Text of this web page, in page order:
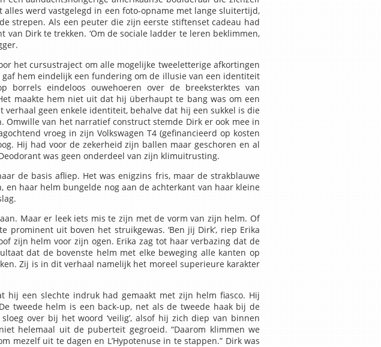
Klimvaardigheidsbewijs NKBV
aanvragen
werd vastgelegd in een foto-opname met lange sluitertijd,
strepen. Als een peuter die zijn eerste stiftenset cadeau had
Dirk te trekken. ‘Om de sociale ladder te leren beklimmen,
het cursustraject om alle mogelijke tweeletterige afkortingen
hem eindelijk een fundering om de illusie van een identiteit
eindeloos ouwehoeren over de breeksterktes van
maakte hem niet uit dat hij überhaupt te bang was om een
geen enkele identiteit, behalve dat hij een sukkel is die
van het narratief construct stemde Dirk er ook mee in
vroeg in zijn Volkswagen T4 (gefinancieerd op kosten
Hij had voor de zekerheid zijn ballen maar geschoren en al
was geen onderdeel van zijn klimuitrusting.
de basis afliep. Het was enigzins fris, maar de strakblauwe
haar helm bungelde nog aan de achterkant van haar kleine
Maar er leek iets mis te zijn met de vorm van zijn helm. Of
uit boven het struikgewas. ‘Ben jij Dirk’, riep Erika
zijn helm voor zijn ogen. Erika zag tot haar verbazing dat de
dat de bovenste helm met elke beweging alle kanten op
Zij is in dit verhaal namelijk het moreel superieure karakter
hij een slechte indruk had gemaakt met zijn helm fiasco. Hij
tweede helm is een back-up, net als de tweede haak bij de
over bij het woord ‘veilig’, alsof hij zich diep van binnen
helemaal uit de puberteit gegroeid. “Daarom klimmen we
mezelf uit te dagen en L’Hypotenuse in te stappen.” Dirk was